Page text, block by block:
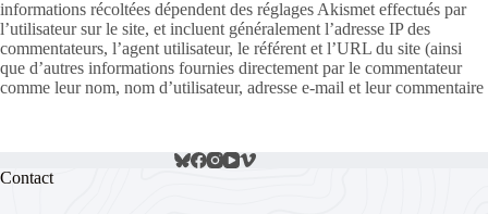
informations récoltées dépendent des réglages Akismet effectués par
l’utilisateur sur le site, et incluent généralement l’adresse IP des
commentateurs, l’agent utilisateur, le référent et l’URL du site (ainsi
que d’autres informations fournies directement par le commentateur
comme leur nom, nom d’utilisateur, adresse e-mail et leur commentaire
Contact